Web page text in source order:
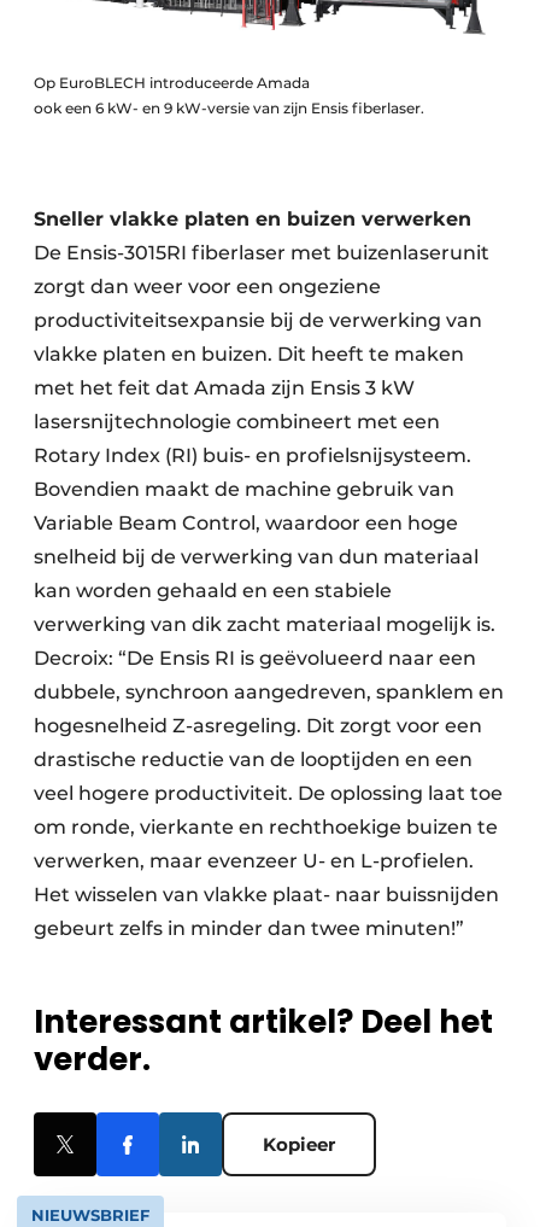
Op EuroBLECH introduceerde Amada
ook een 6 kW- en 9 kW-versie van zijn Ensis fiberlaser.
Sneller vlakke platen en buizen verwerken
De Ensis-3015RI fiberlaser met buizenlaserunit
zorgt dan weer voor een ongeziene
productiviteitsexpansie bij de verwerking van
vlakke platen en buizen. Dit heeft te maken
met het feit dat Amada zijn Ensis 3 kW
lasersnijtechnologie combineert met een
Rotary Index (RI) buis- en profielsnijsysteem.
Bovendien maakt de machine gebruik van
Variable Beam Control, waardoor een hoge
snelheid bij de verwerking van dun materiaal
kan worden gehaald en een stabiele
verwerking van dik zacht materiaal mogelijk is.
Decroix: “De Ensis RI is geëvolueerd naar een
dubbele, synchroon aangedreven, spanklem en
hogesnelheid Z-asregeling. Dit zorgt voor een
drastische reductie van de looptijden en een
veel hogere productiviteit. De oplossing laat toe
om ronde, vierkante en rechthoekige buizen te
verwerken, maar evenzeer U- en L-profielen.
Het wisselen van vlakke plaat- naar buissnijden
gebeurt zelfs in minder dan twee minuten!”
Interessant artikel? Deel het
verder.
Kopieer
NIEUWSBRIEF